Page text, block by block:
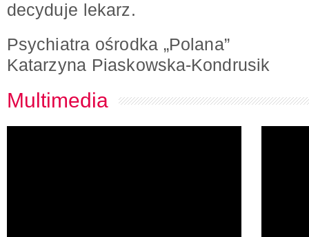
decyduje lekarz.
Psychiatra ośrodka „Polana”
Katarzyna Piaskowska-Kondrusik
Multimedia